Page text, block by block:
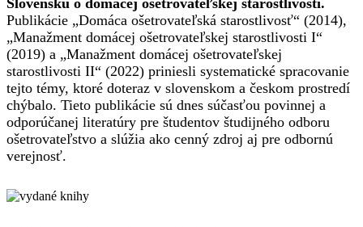
Slovensku o domácej ošetrovateľskej starostlivosti.
Publikácie „Domáca ošetrovateľská starostlivosť“ (2014),
„Manažment domácej ošetrovateľskej starostlivosti I“
(2019) a „Manažment domácej ošetrovateľskej
starostlivosti II“ (2022) priniesli systematické spracovanie
tejto témy, ktoré doteraz v slovenskom a českom prostredí
chýbalo. Tieto publikácie sú dnes súčasťou povinnej a
odporúčanej literatúry pre študentov študijného odboru
ošetrovateľstvo a slúžia ako cenný zdroj aj pre odbornú
verejnosť.